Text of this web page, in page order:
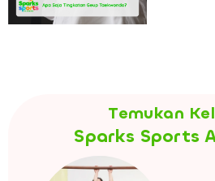
Temukan
Sparks Sports